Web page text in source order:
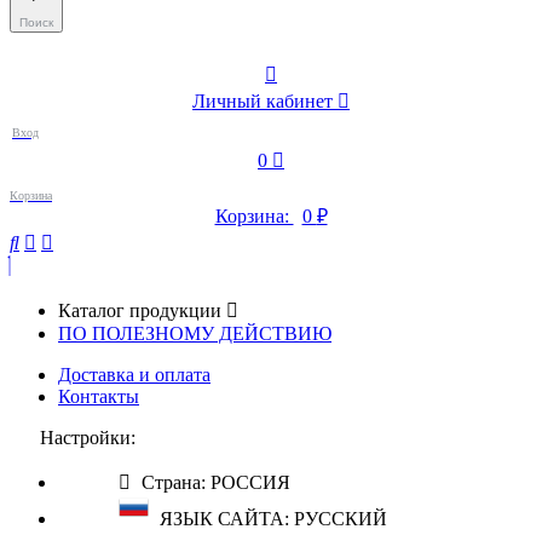
Поиск
Личный кабинет
Вход
0
Корзина
Корзина: 0 ₽
Каталог продукции
ПО ПОЛЕЗНОМУ ДЕЙСТВИЮ
Доставка и оплата
Контакты
Настройки:
Страна: РОССИЯ
ЯЗЫК САЙТА: РУССКИЙ